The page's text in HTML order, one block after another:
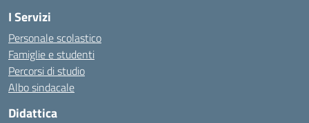
I Servizi
Personale scolastico
Famiglie e studenti
Percorsi di studio
Albo sindacale
Didattica